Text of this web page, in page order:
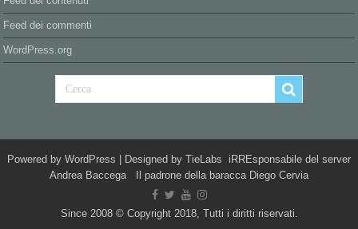
Feed dei commenti
WordPress.org
Powered by WordPress | Designed by TieLabs iRREsponsabile del server
Andrea Baccega Il padrone della baracca Diego Cervia
Since 2008 © Copyright 2018, Tutti i diritti riservati.